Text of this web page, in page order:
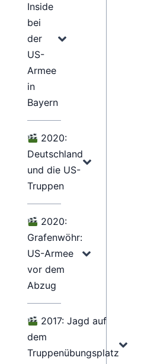
Inside
bei
der
US-
Armee
in
Bayern
2020:
Deutschland
und die US-
Truppen​​
2020:
Grafenwöhr:
US-Armee
vor dem
Abzug
2017: Jagd auf
dem
Truppenübungsplatz